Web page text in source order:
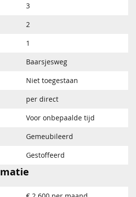
3
2
1
Baarsjesweg
Niet toegestaan
per direct
Voor onbepaalde tijd
Gemeubileerd
Gestoffeerd